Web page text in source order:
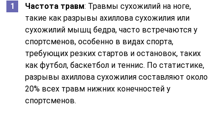
Частота травм: Травмы сухожилий на ноге,
такие как разрывы ахиллова сухожилия или
сухожилий мышц бедра, часто встречаются у
спортсменов, особенно в видах спорта,
требующих резких стартов и остановок, таких
как футбол, баскетбол и теннис. По статистике,
разрывы ахиллова сухожилия составляют около
20% всех травм нижних конечностей у
спортсменов.